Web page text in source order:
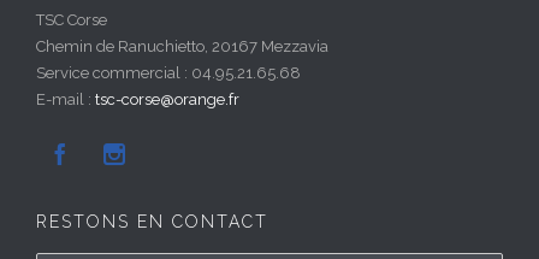
TSC Corse
Chemin de Ranuchietto, 20167 Mezzavia
Service commercial : 04.95.21.65.68
E-mail : tsc-corse@orange.fr
 
RESTONS EN CONTACT